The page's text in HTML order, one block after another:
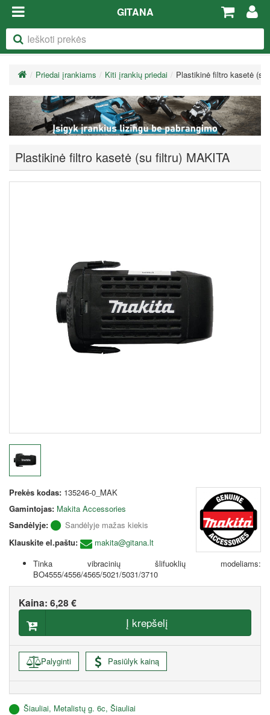
GITANA
Priedai įrankiams Kiti įrankių priedai Plastikinė filtro kasetė (su
Plastikinė filtro kasetė (su filtru) MAKITA
Prekės kodas: 135246-0_MAK
Gamintojas: Makita Accessories
Sandėlyje:
Sandėlyje mažas kiekis
Klauskite el.paštu:
makita@gitana.lt
Tinka vibracinių šlifuoklių modeliams:
BO4555/4556/4565/5021/5031/3710
Kaina: 6,28 €
Į krepšelį
Palyginti Pasiūlyk kainą
Šiauliai, Metalistų g. 6c, Šiauliai